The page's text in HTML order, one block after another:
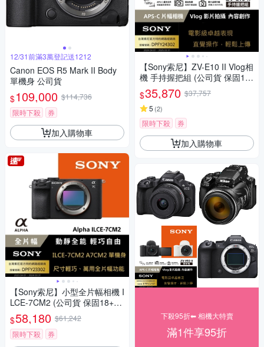
12/31前滿3萬登記送1212
Canon EOS R5 Mark II Body
單機身 公司貨
$109,000 $114,736
限時下殺
券
加入購物車
【Sony索尼】小型全片幅相機 I
LCE-7CM2 (公司貨 保固18+6
個月)
$58,180 $61,242
限時下殺
券
【Sony索尼】ZV-E10 II Vlog相
機 手持握把組 (公司貨 保固18
+6個月)
$35,870 $37,757
5 (2)
限時下殺 券
加入購物車
下殺95折⬅︎ 相機大特賣
滿1件享95折